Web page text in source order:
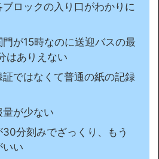
ロックの入り口がわかりに
が15時なのに送迎バスの最
はありえない
ではなくて普通の紙の記録
が少ない
分刻みでざっくり、もう
いい